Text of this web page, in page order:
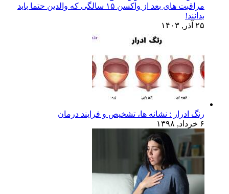
مراقبت های بعد از واکسن ۱۵ سالگی که والدین حتما باید
بدانند!
۲۵ آذر, ۱۴۰۳
رنگ ادرار : نشانه ها، تشخیص و فرایند درمان
۶ خرداد, ۱۳۹۸